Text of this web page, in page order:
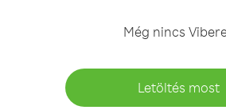
Még nincs
Letöltés most